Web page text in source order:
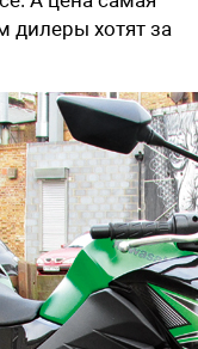
дилеры хотят за